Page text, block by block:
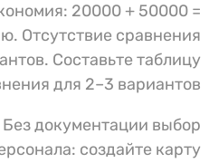
20000 + 50000 =
Отсутствие сравнения
Составьте таблицу
для 2–3 вариантов.
Без документации выбор
создайте карту